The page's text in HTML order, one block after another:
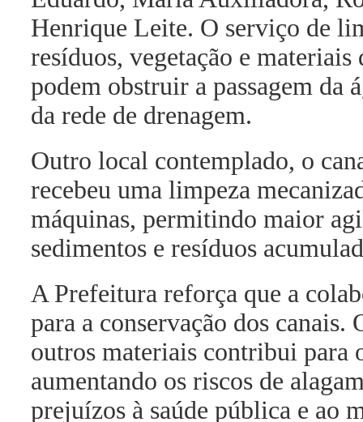
Henrique Leite. O serviço de
resíduos, vegetação e
podem obstruir a passagem da
da rede de drenagem.
Outro local contemplado, o
recebeu uma limpeza
máquinas, permitindo maior
sedimentos e resíduos
A Prefeitura reforça que a
para a conservação dos
outros materiais contribui para
aumentando os riscos de
prejuízos à saúde pública e ao